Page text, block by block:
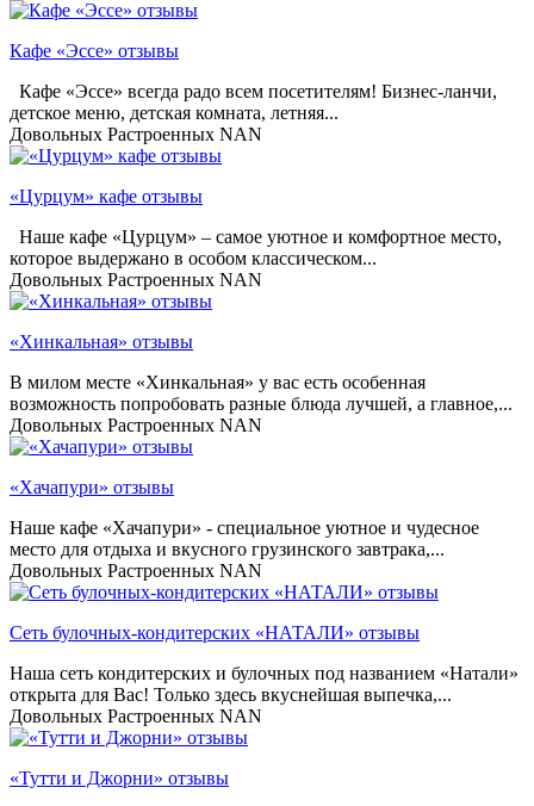
Кафе «Эссе» отзывы
Кафе «Эссе» всегда радо всем посетителям! Бизнес-ланчи,
детское меню, детская комната, летняя...
Довольных Растроенных NAN
«Цурцум» кафе отзывы
Наше кафе «Цурцум» – самое уютное и комфортное место,
которое выдержано в особом классическом...
Довольных Растроенных NAN
«Хинкальная» отзывы
В милом месте «Хинкальная» у вас есть особенная
возможность попробовать разные блюда лучшей, а главное,...
Довольных Растроенных NAN
«Хачапури» отзывы
Наше кафе «Хачапури» - специальное уютное и чудесное
место для отдыха и вкусного грузинского завтрака,...
Довольных Растроенных NAN
Сеть булочных-кондитерских «НАТАЛИ» отзывы
Наша сеть кондитерских и булочных под названием «Натали»
открыта для Вас! Только здесь вкуснейшая выпечка,...
Довольных Растроенных NAN
«Тутти и Джорни» отзывы